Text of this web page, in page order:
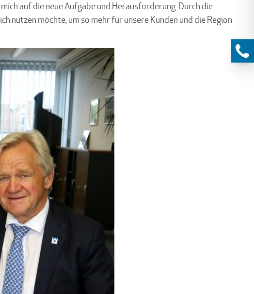
auf die neue Aufgabe und Herausforderung. Durch die
nutzen möchte, um so mehr für unsere Kunden und die Region